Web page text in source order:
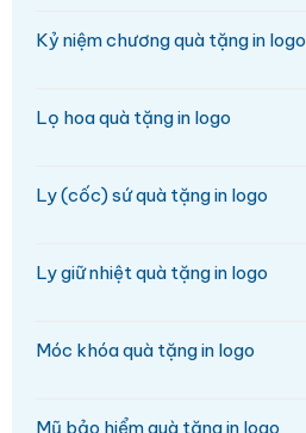
Kỷ niệm chương quà tặng in logo
Lọ hoa quà tặng in logo
Ly (cốc) sứ quà tặng in logo
Ly giữ nhiệt quà tặng in logo
Móc khóa quà tặng in logo
Mũ bảo hiểm quà tặng in logo